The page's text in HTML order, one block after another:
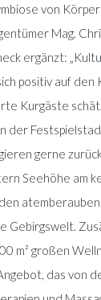
von Körper
Mag.
ergänzt:
positiv auf den
Kurgäste
der
gerne
Seehöhe am
Gebirgswelt.
m² großen
das von